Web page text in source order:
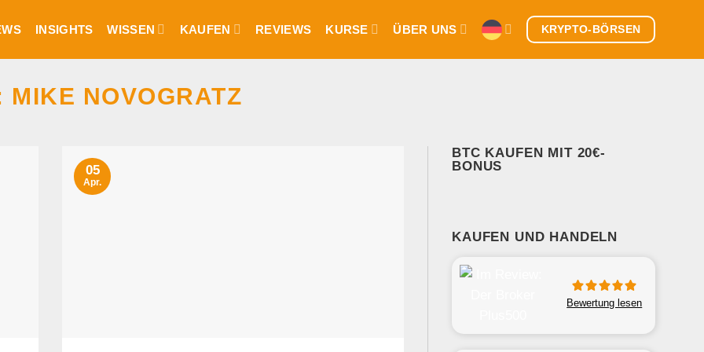
INSIGHTS WISSEN KAUFEN REVIEWS KURSE ÜBER UNS KRYPTO-BÖRSEN
MIKE NOVOGRATZ
05
Apr.
BTC KAUFEN MIT 20€-
BONUS
KAUFEN UND HANDELN
Bewertung lesen